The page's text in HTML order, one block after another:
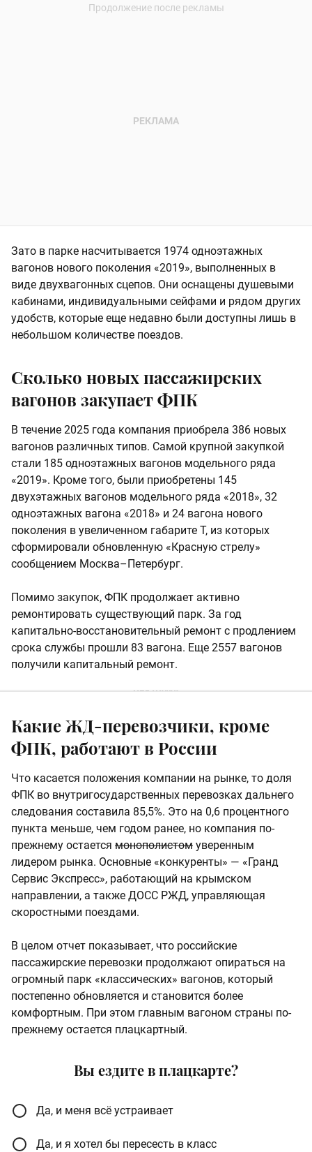
Зато в парке насчитывается 1974 одноэтажных
вагонов нового поколения «2019», выполненных в
виде двухвагонных сцепов. Они оснащены душевыми
кабинами, индивидуальными сейфами и рядом других
удобств, которые еще недавно были доступны лишь в
небольшом количестве поездов.
Сколько новых пассажирских
вагонов закупает ФПК
В течение 2025 года компания приобрела 386 новых
вагонов различных типов. Самой крупной закупкой
стали 185 одноэтажных вагонов модельного ряда
«2019». Кроме того, были приобретены 145
двухэтажных вагонов модельного ряда «2018», 32
одноэтажных вагона «2018» и 24 вагона нового
поколения в увеличенном габарите Т, из которых
сформировали обновленную «Красную стрелу»
сообщением Москва–Петербург.
Помимо закупок, ФПК продолжает активно
ремонтировать существующий парк. За год
капитально-восстановительный ремонт с продлением
срока службы прошли 83 вагона. Еще 2557 вагонов
получили капитальный ремонт.
Какие ЖД-перевозчики, кроме
ФПК, работают в России
Что касается положения компании на рынке, то доля
ФПК во внутригосударственных перевозках дальнего
следования составила 85,5%. Это на 0,6 процентного
пункта меньше, чем годом ранее, но компания по-
прежнему остается монополистом уверенным
лидером рынка. Основные «конкуренты» — «Гранд
Сервис Экспресс», работающий на крымском
направлении, а также ДОСС РЖД, управляющая
скоростными поездами.
В целом отчет показывает, что российские
пассажирские перевозки продолжают опираться на
огромный парк «классических» вагонов, который
постепенно обновляется и становится более
комфортным. При этом главным вагоном страны по-
прежнему остается плацкартный.
Вы ездите в плацкарте?
Да, и меня всё устраивает
Да, и я хотел бы пересесть в класс